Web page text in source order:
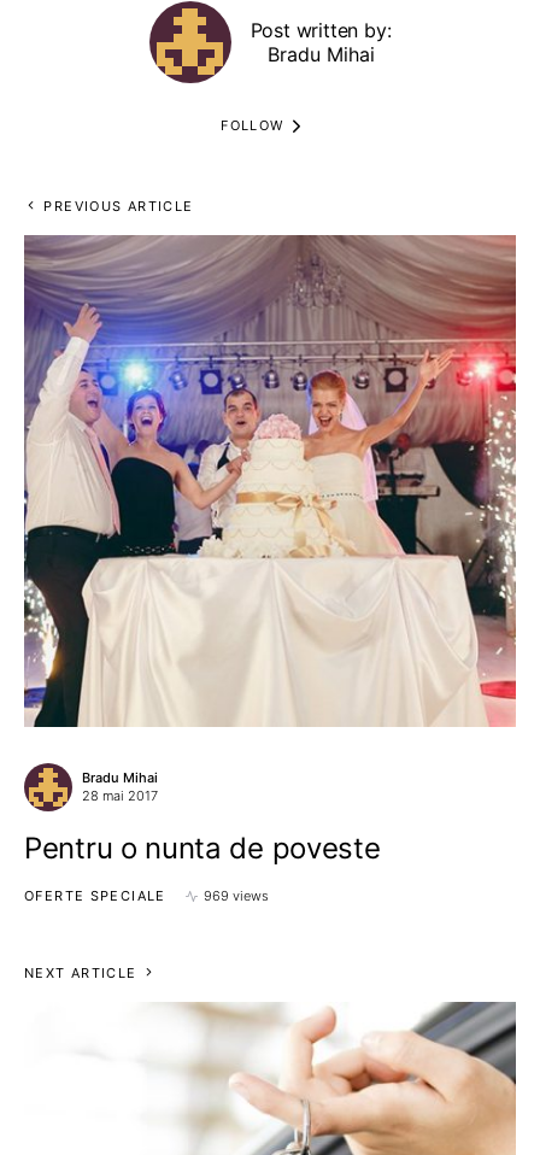
Post written by:
Bradu Mihai
FOLLOW
PREVIOUS ARTICLE
Bradu Mihai
28 mai 2017
Pentru o nunta de poveste
OFERTE SPECIALE 969 views
NEXT ARTICLE